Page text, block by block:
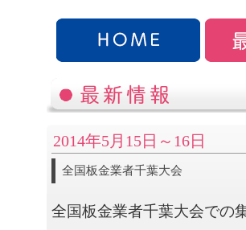
2014年5月15日～16日
全国板金業者千葉大会
全国板金業者千葉大会での